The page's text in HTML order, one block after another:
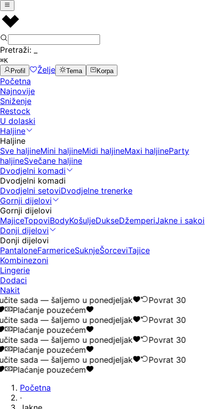
Pretraži:
⌘K
Profil
Želje Tema Korpa
Početna
Najnovije
Sniženje
Restock
U dolaski
Haljine
Haljine
Sve haljineMini haljineMidi haljineMaxi haljineParty
haljineSvečane haljine
Dvodjelni komadi
Dvodjelni komadi
Dvodjelni setoviDvodjelne trenerke
Gornji dijelovi
Gornji dijelovi
MajiceTopoviBodyKošuljeDukseDžemperiJakne i sakoi
Donji dijelovi
Donji dijelovi
PantaloneFarmericeSuknjeŠorceviTajice
Kombinezoni
Lingerie
Dodaci
Nakit
sada — šaljemo u ponedjeljak
Povrat 30
Plaćanje pouzećem
sada — šaljemo u ponedjeljak
Povrat 30
Plaćanje pouzećem
sada — šaljemo u ponedjeljak
Povrat 30
Plaćanje pouzećem
sada — šaljemo u ponedjeljak
Povrat 30
Plaćanje pouzećem
Početna
·